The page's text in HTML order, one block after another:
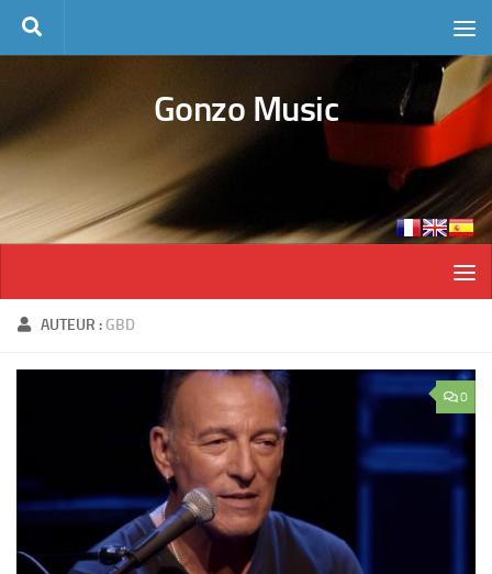
Skip to content
Gonzo Music
AUTEUR : GBD
0